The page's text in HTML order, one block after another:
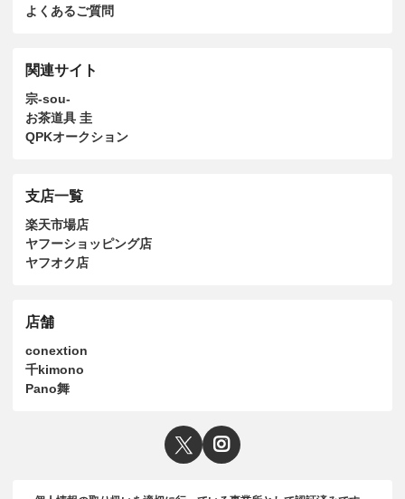
よくあるご質問
関連サイト
宗-sou-
お茶道具 圭
QPKオークション
支店一覧
楽天市場店
ヤフーショッピング店
ヤフオク店
店舗
conextion
千kimono
Pano舞